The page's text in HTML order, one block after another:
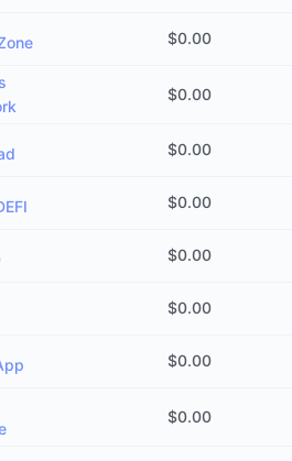
$0.00
$0.00
$0.00
$0.00
$0.00
$0.00
$0.00
$0.00